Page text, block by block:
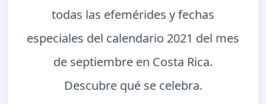
todas las efemérides y fechas
especiales del calendario 2021 del mes
de septiembre en Costa Rica.
Descubre qué se celebra.